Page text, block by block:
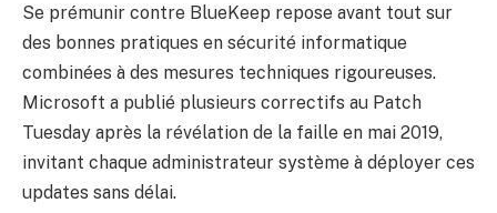
Se prémunir contre BlueKeep repose avant tout sur
des bonnes pratiques en sécurité informatique
combinées à des mesures techniques rigoureuses.
Microsoft a publié plusieurs correctifs au Patch
Tuesday après la révélation de la faille en mai 2019,
invitant chaque administrateur système à déployer ces
updates sans délai.